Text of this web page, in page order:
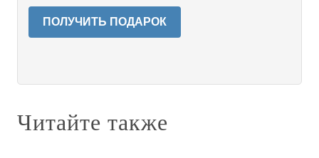
ПОЛУЧИТЬ ПОДАРОК
Читайте также